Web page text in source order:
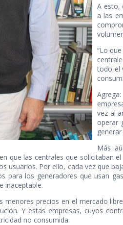
A esto,
a las
“Lo
todo el
vez al
operar
Más
que las centrales que solicitaban
usuarios. Por ello, cada vez que
para los generadores que usan
inaceptable.
menores precios en el mercado
Y estas empresas, cuyos
no consumida.